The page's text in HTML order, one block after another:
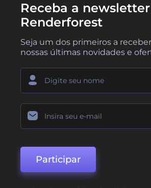
Receba a
Renderforest
Seja um dos primeiros a receber
nossas últimas novidades e
Participar